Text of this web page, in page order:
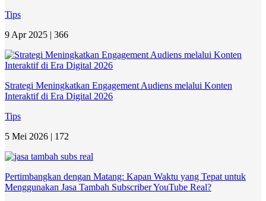
Tips
9 Apr 2025 | 366
Strategi Meningkatkan Engagement Audiens melalui Konten
Interaktif di Era Digital 2026
Tips
5 Mei 2026 | 172
Pertimbangkan dengan Matang: Kapan Waktu yang Tepat untuk
Menggunakan Jasa Tambah Subscriber YouTube Real?